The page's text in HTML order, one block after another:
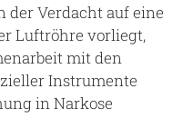
der Verdacht auf eine
Luftröhre vorliegt,
mit den
Instrumente
in Narkose